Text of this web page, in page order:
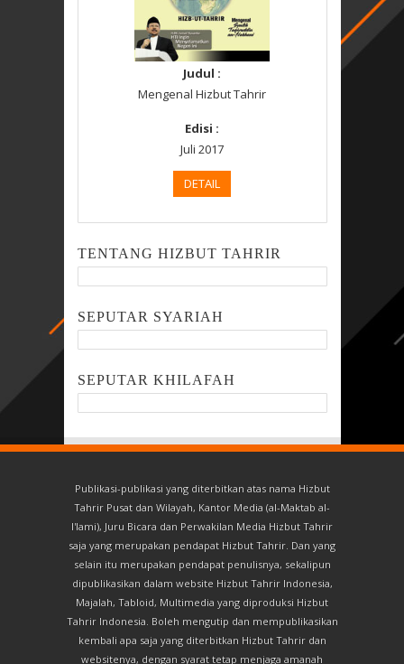
Judul :
Mengenal Hizbut Tahrir
Edisi :
Juli 2017
DETAIL
TENTANG HIZBUT TAHRIR
SEPUTAR SYARIAH
SEPUTAR KHILAFAH
Publikasi-publikasi yang diterbitkan atas nama Hizbut
Tahrir Pusat dan Wilayah, Kantor Media (al-Maktab al-
I'lami), Juru Bicara dan Perwakilan Media Hizbut Tahrir
saja yang merupakan pendapat Hizbut Tahrir. Dan yang
selain itu merupakan pendapat penulisnya, sekalipun
dipublikasikan dalam website Hizbut Tahrir Indonesia,
Majalah, Tabloid, Multimedia yang diproduksi Hizbut
Tahrir Indonesia. Boleh mengutip dan mempublikasikan
kembali apa saja yang diterbitkan Hizbut Tahrir dan
websitenya, dengan syarat tetap menjaga amanah